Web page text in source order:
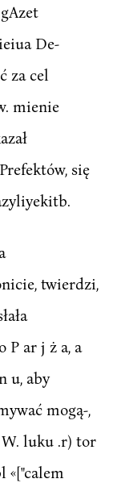
De-
za cel
mienie
się
twierdzi,
ar j ż a, a
u, aby
mogą-,
luku .r) tor
«["calem